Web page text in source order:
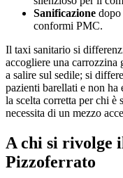
Sanificazione
conformi PMC.
Il taxi sanitario si
accogliere una carrozzina
a salire sul sedile; si
pazienti barellati e non
la scelta corretta per chi
necessita di un mezzo
A chi si rivolge
Pizzoferrato